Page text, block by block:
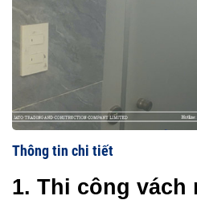
Thông tin chi tiết
1. Thi công vách